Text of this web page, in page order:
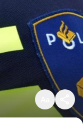
Standaard